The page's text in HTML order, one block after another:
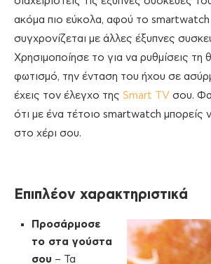
ακόμα πιο εύκολα, αφού το smartwatch
συγχρονίζεται με άλλες έξυπνες
Χρησιμοποίησε το για να ρυθμίσεις τη
φωτισμό, την ένταση του ήχου σε
έχεις τον έλεγχο της Smart TV σου.
ότι με ένα τέτοιο smartwatch μπορείς
στο χέρι σου.
Επιπλέον χαρακτηριστικά
Προσάρμοσε
το στα γούστα
σου – Τα